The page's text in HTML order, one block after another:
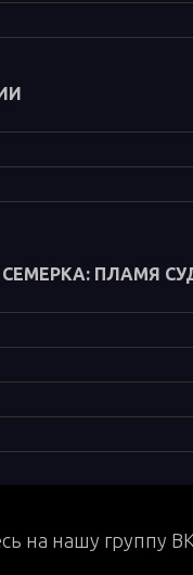
ПЛАМЯ
на нашу группу